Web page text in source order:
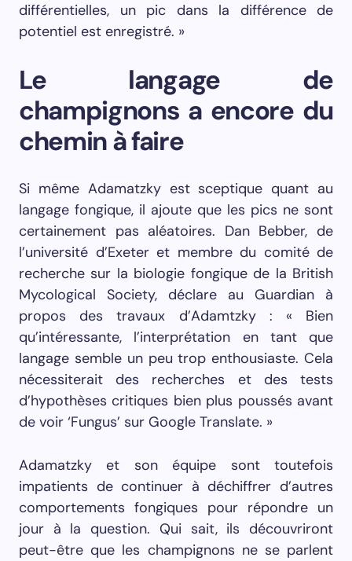
différentielles, un pic dans la différence de
potentiel est enregistré. »
Le langage de
champignons a encore du
chemin à faire
Si même Adamatzky est sceptique quant au
langage fongique, il ajoute que les pics ne sont
certainement pas aléatoires. Dan Bebber, de
l’université d’Exeter et membre du comité de
recherche sur la biologie fongique de la British
Mycological Society, déclare au Guardian à
propos des travaux d’Adamtzky : « Bien
qu’intéressante, l’interprétation en tant que
langage semble un peu trop enthousiaste. Cela
nécessiterait des recherches et des tests
d’hypothèses critiques bien plus poussés avant
de voir ‘Fungus’ sur Google Translate. »
Adamatzky et son équipe sont toutefois
impatients de continuer à déchiffrer d’autres
comportements fongiques pour répondre un
jour à la question. Qui sait, ils découvriront
peut-être que les champignons ne se parlent